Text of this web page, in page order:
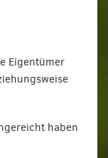
Eigentümer
haben